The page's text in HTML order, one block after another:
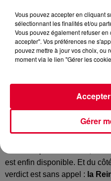
Confessions II : la
la sentence
et de comptes à rebours, «
est enfin disponible. Et du
verdict est sans appel : la
Vous pouvez accepter en cliquant
sélectionnant les finalités et/ou
Vous pouvez également refuser
accepter". Vos préférences ne
pouvez mettre à jour vos choix, ou
moment via le lien "Gérer les
Gérer